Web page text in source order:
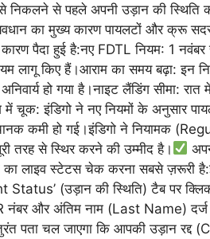
निकलने से पहले अपनी उड़ान की स्थिति
का मुख्य कारण पायलटों और क्रू
पैदा हुई है:नए FDTL नियम: 1
लागू किए हैं।आराम का समय बढ़ा: इन
हो गया है।नाइट लैंडिंग सीमा: रात
चूक: इंडिगो ने नए नियमों के अनुसार
कमी हो गई।इंडिगो ने नियामक
तरह से स्थिर करने की उम्मीद है।
लाइव स्टेटस चेक करना सबसे ज़रूरी
(उड़ान की स्थिति) टैब पर
नंबर और अंतिम नाम (Last Name) दर्ज
पता चल जाएगा कि आपकी उड़ान रद्द